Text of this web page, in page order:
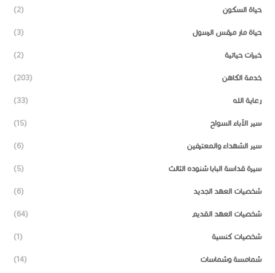
حياة السكون (2)
حياة مار مرقس الرسول (3)
خبرات حياتية (2)
خدمة الكاهن (203)
رعاية الله (33)
سير الآباء السواح (15)
سير الشهداء والمعترفين (6)
سيرة قداسة البابا شنوده الثالث (5)
شخصيات العهد الجديد (6)
شخصيات العهد القديم (64)
شخصيات كنسية (1)
شمامسة وشماسات (14)